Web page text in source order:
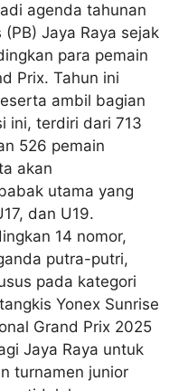
agenda tahunan
Jaya Raya sejak
para pemain
Prix. Tahun ini
ambil bagian
ini, terdiri dari 713
526 pemain
akan
utama yang
dan U19.
14 nomor,
putra-putri,
pada kategori
Yonex Sunrise
Grand Prix 2025
Jaya Raya untuk
turnamen junior